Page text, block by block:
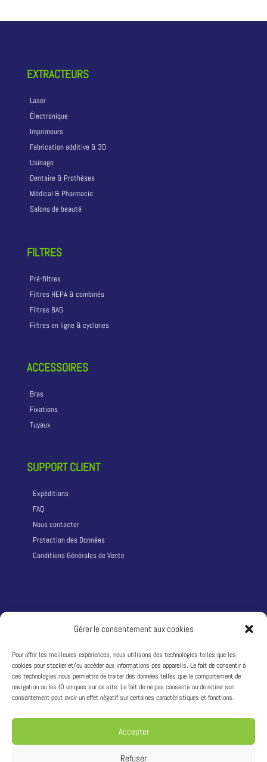
Gérer le consentement aux cookies
Pour offrir les meilleures expériences, nous utilisons des technologies telles que les
cookies pour stocker et/ou accéder aux informations des appareils. Le fait de consentir à
ces technologies nous permettra de traiter des données telles que le comportement de
navigation ou les ID uniques sur ce site. Le fait de ne pas consentir ou de retirer son
consentement peut avoir un effet négatif sur certaines caractéristiques et fonctions.
Accepter
Refuser
EXTRACTEURS
Laser
Électronique
Imprimeurs
Fabrication additive & 3D
Usinage
Dentaire & Prothèses
Médical & Pharmacie
Salons de beauté
FILTRES
Pré-filtres
Filtres HEPA & combinés
Filtres BAG
Filtres en ligne & cyclones
ACCESSOIRES
Bras
Fixations
Tuyaux
SUPPORT CLIENT
Expéditions
FAQ
Nous contacter
Protection des Données
Conditions Générales de Vente
LA SOCIÉTÉ
Qui sommes nous ?
Adresse :1242 route du Puy d’Or 69760 LIMONEST – France
T:
+33 4 81 68 04 04
Siret : 49311333600033